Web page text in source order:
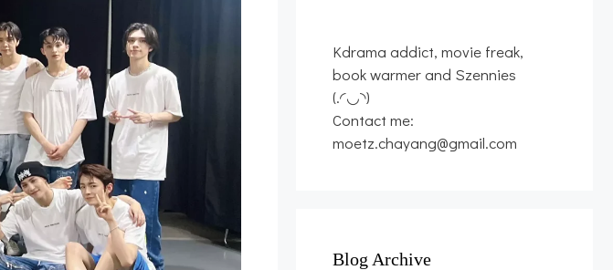
Kdrama addict, movie freak,
book warmer and Szennies
(.◜◡◝)
Contact me:
moetz.chayang@gmail.com
Blog Archive